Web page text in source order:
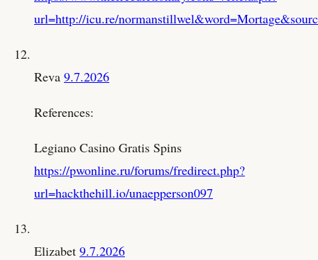
url=http://icu.re/
Reva 9.7.2026
References:
Legiano Casino Gratis Spins
https://pwonline.ru/forums/fredirect.php?
url=hackthehill.io/unaepperson097
Elizabet 9.7.2026